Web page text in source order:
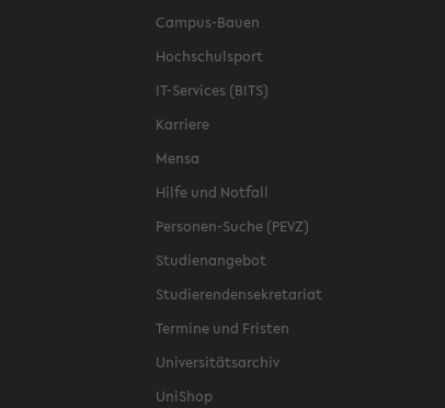
Campus-Bauen
Hochschulsport
IT-Services (BITS)
Karriere
Mensa
Hilfe und Notfall
Personen-Suche (PEVZ)
Studienangebot
Studierendensekretariat
Termine und Fristen
Universitätsarchiv
UniShop